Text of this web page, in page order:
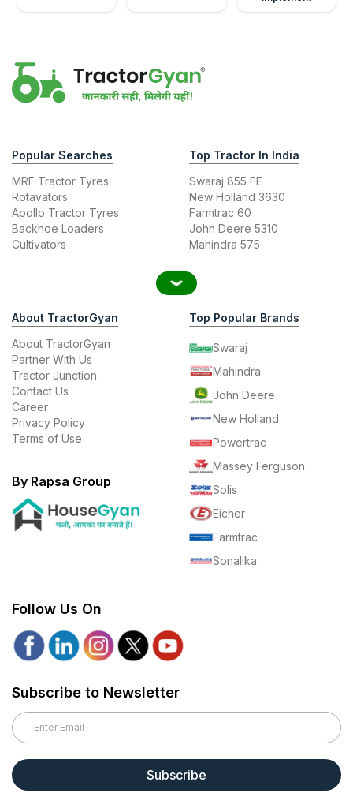
Popular Searches
MRF Tractor Tyres
Rotavators
Apollo Tractor Tyres
Backhoe Loaders
Cultivators
Top Tractor In India
Swaraj 855 FE
New Holland 3630
Farmtrac 60
John Deere 5310
Mahindra 575
About TractorGyan
About TractorGyan
Partner With Us
Tractor Junction
Contact Us
Career
Privacy Policy
Terms of Use
By Rapsa Group
Top Popular Brands
Swaraj
Mahindra
John Deere
New Holland
Powertrac
Massey Ferguson
Solis
Eicher
Farmtrac
Sonalika
Follow Us On
Subscribe to Newsletter
Subscribe